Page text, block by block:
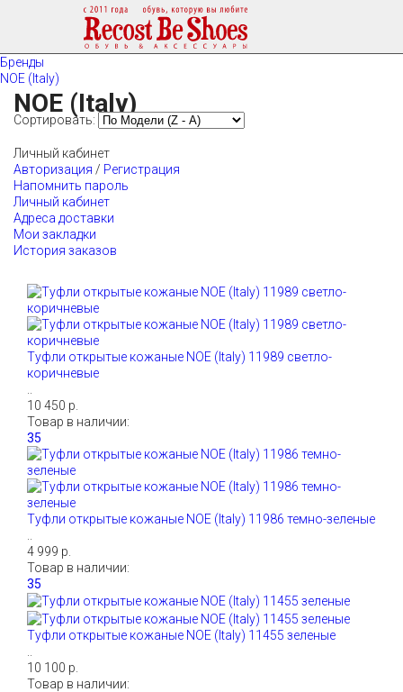
Бренды
NOE (Italy)
NOE (Italy)
Сортировать:
Личный кабинет
Авторизация / Регистрация
Напомнить пароль
Личный кабинет
Адреса доставки
Мои закладки
История заказов
Туфли открытые кожаные NOE (Italy) 11989 светло-
коричневые
10 450 р.
Товар в наличии:
Туфли открытые кожаные NOE (Italy) 11986 темно-зеленые
4 999 р.
Товар в наличии:
Туфли открытые кожаные NOE (Italy) 11455 зеленые
10 100 р.
Товар в наличии: